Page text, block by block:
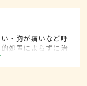
・胸が痛いなど呼
処置によらずに治
月の制度改正前